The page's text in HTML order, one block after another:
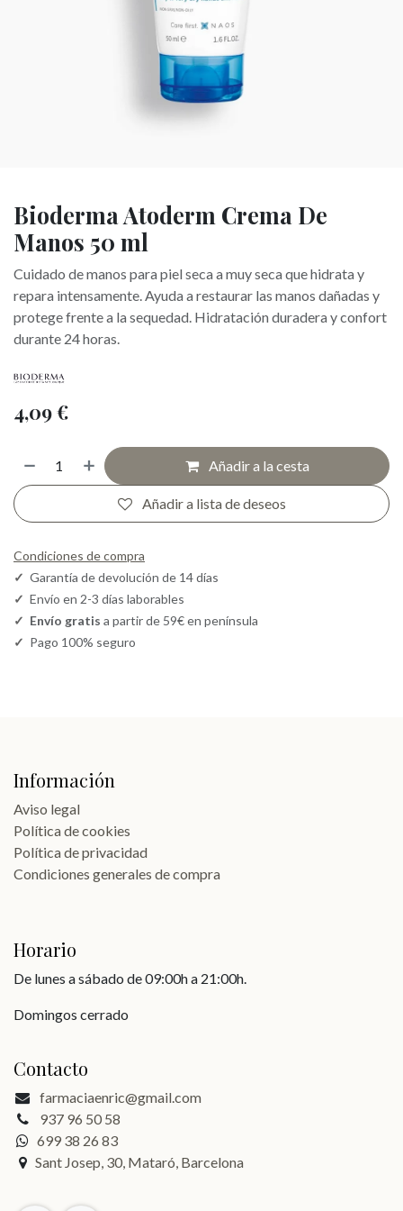
Bioderma Atoderm Crema De
Manos 50 ml
Cuidado de manos para piel seca a muy seca que hidrata y
repara intensamente. Ayuda a restaurar las manos dañadas y
protege frente a la sequedad. Hidratación duradera y confort
durante 24 horas.
4,09€
Añadir a la cesta
Añadir a lista de deseos
Condiciones de compra
✓ Garantía de devolución de 14 días
✓ Envío en 2-3 días laborables
✓ Envío gratis a partir de 59€ en península
✓ Pago 100% seguro
Información
Aviso legal
Política de cookies
Política de privacidad
Condiciones generales de compra
Horario
De lunes a sábado de 09:00h a 21:00h.
Domingos cerrado
Contacto
farmaciaenric@gmail.com
937 96 50 58
699 38 26 83
Sant Josep, 30, Mataró, Barcelona